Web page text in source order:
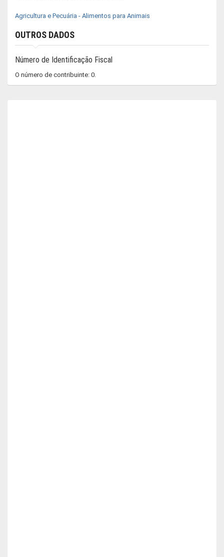
Agricultura e Pecuária - Alimentos para Animais
OUTROS DADOS
Número de Identificação Fiscal
O número de contribuinte: 0.